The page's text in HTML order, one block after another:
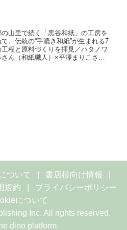
の山里で続く「黒谷和紙」の工房を
て。伝統の“手漉き和紙”が生まれる7
工程と原料づくりを拝見／ハタノワ
さん（和紙職人）×平澤まりこさん
ついて
書店様向け情報
規約
プライバシーポリシー
について
Inc. All rights reserved.
dino platform.